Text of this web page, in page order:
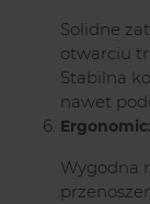
Solidne
otwarciu
Stabilna
nawet
Wygodna